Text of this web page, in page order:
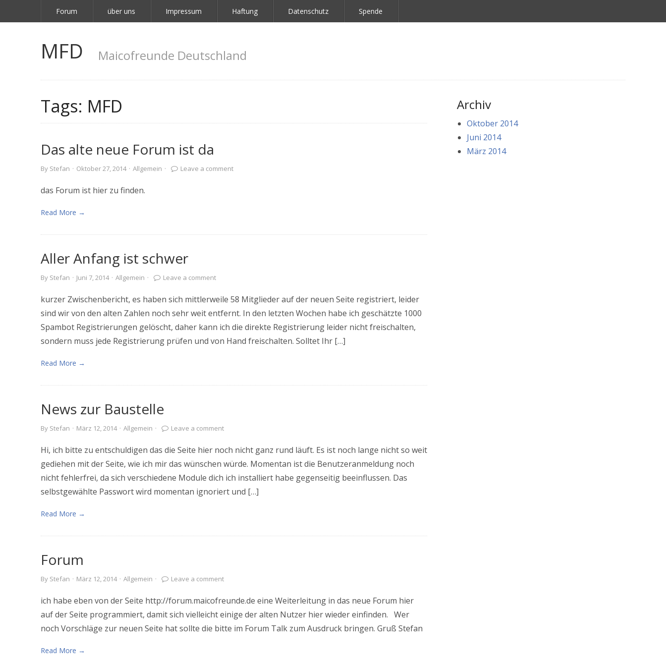
Forum über uns Impressum Haftung Datenschutz Spende
MFD Maicofreunde Deutschland
Tags: MFD
Das alte neue Forum ist da
By Stefan · Oktober 27, 2014 · Allgemein · Leave a comment
das Forum ist hier zu finden.
Read More →
Aller Anfang ist schwer
By Stefan · Juni 7, 2014 · Allgemein · Leave a comment
kurzer Zwischenbericht, es haben sich mittlerweile 58 Mitglieder auf der neuen Seite registriert, leider
sind wir von den alten Zahlen noch sehr weit entfernt. In den letzten Wochen habe ich geschätzte 1000
Spambot Registrierungen gelöscht, daher kann ich die direkte Registrierung leider nicht freischalten,
sondern muss jede Registrierung prüfen und von Hand freischalten. Solltet Ihr […]
Read More →
News zur Baustelle
By Stefan · März 12, 2014 · Allgemein · Leave a comment
Hi, ich bitte zu entschuldigen das die Seite hier noch nicht ganz rund läuft. Es ist noch lange nicht so weit
gediehen mit der Seite, wie ich mir das wünschen würde. Momentan ist die Benutzeranmeldung noch
nicht fehlerfrei, da sich verschiedene Module dich ich installiert habe gegenseitig beeinflussen. Das
selbstgewählte Passwort wird momentan ignoriert und […]
Read More →
Forum
By Stefan · März 12, 2014 · Allgemein · Leave a comment
ich habe eben von der Seite http://forum.maicofreunde.de eine Weiterleitung in das neue Forum hier
auf der Seite programmiert, damit sich vielleicht einige der alten Nutzer hier wieder einfinden. Wer
noch Vorschläge zur neuen Seite hat sollte die bitte im Forum Talk zum Ausdruck bringen. Gruß Stefan
Read More →
Archiv
Oktober 2014
Juni 2014
März 2014